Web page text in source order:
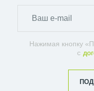
Нажимая кнопку
с